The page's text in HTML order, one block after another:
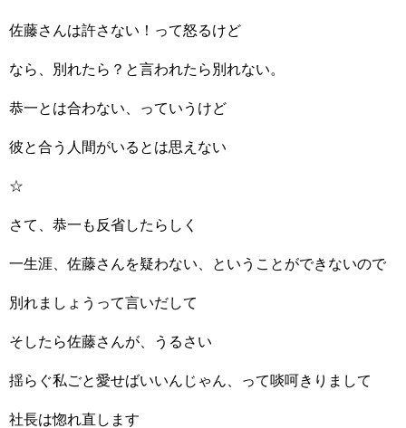
佐藤さんは許さない！って怒るけど
なら、別れたら？と言われたら別れない。
恭一とは合わない、っていうけど
彼と合う人間がいるとは思えない
☆
さて、恭一も反省したらしく
一生涯、佐藤さんを疑わない、ということができないので
別れましょうって言いだして
そしたら佐藤さんが、うるさい
揺らぐ私ごと愛せばいいんじゃん、って啖呵きりまして
社長は惚れ直します